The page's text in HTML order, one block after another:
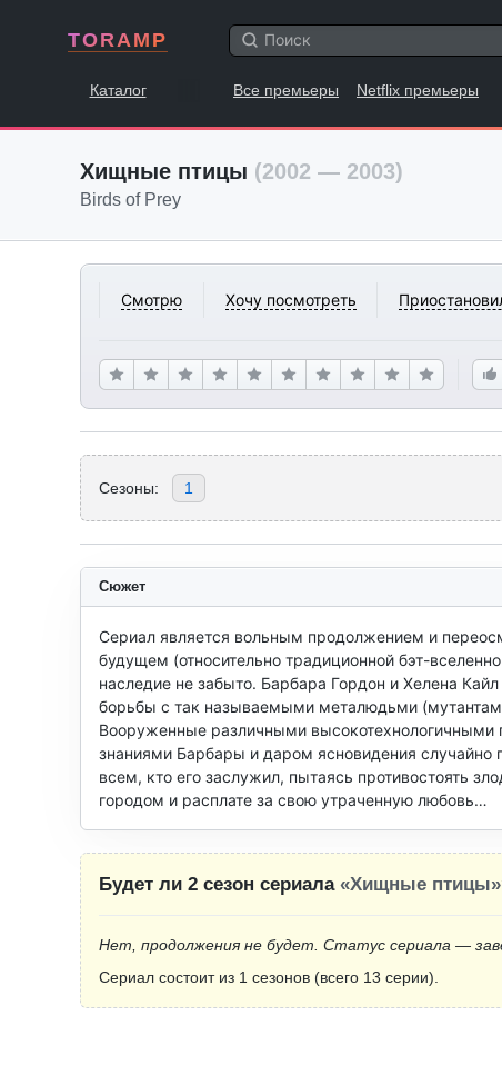
TORAMP
Каталог Все премьеры Netflix премьеры
Хищные птицы (2002 — 2003)
Birds of Prey
Смотрю Хочу посмотреть
Сезоны: 1
Сюжет
Сериал является вольным продолжением и
будущем (относительно традиционной бэт-
наследие не забыто. Барбара Гордон и Хелена
борьбы с так называемыми металюдьми
Вооруженные различными
знаниями Барбары и даром ясновидения
всем, кто его заслужил, пытаясь противостоять
городом и расплате за свою утраченную любовь…
Будет ли 2 сезон сериала «Хищные птицы»
Нет, продолжения не будет. Статус сериала —
Сериал состоит из 1 сезонов (всего 13 серии).